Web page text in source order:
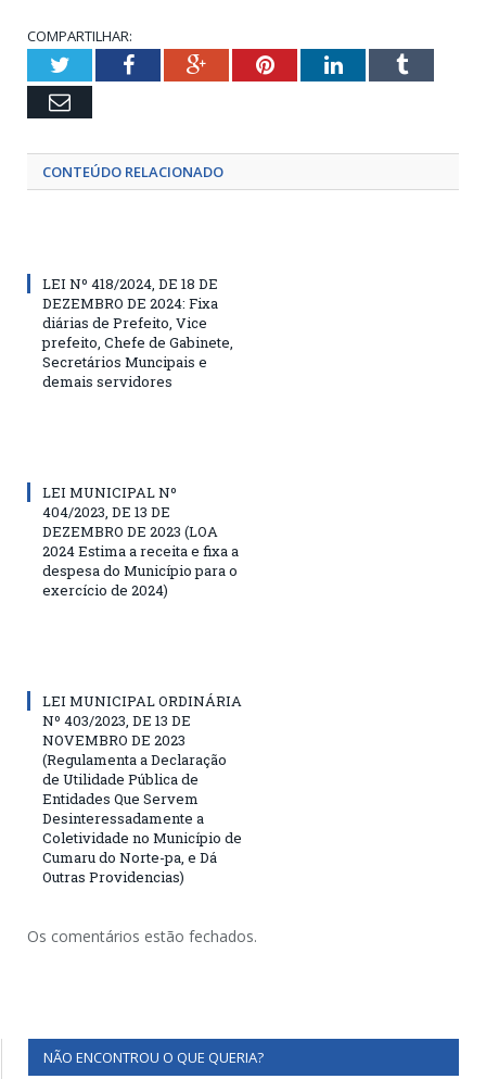
COMPARTILHAR:
TwitterFacebookGoogle+PinterestLinkedInTumblr
Email
CONTEÚDO RELACIONADO
LEI Nº 418/2024, DE 18 DE
DEZEMBRO DE 2024: Fixa
diárias de Prefeito, Vice
prefeito, Chefe de Gabinete,
Secretários Muncipais e
demais servidores
LEI MUNICIPAL Nº
404/2023, DE 13 DE
DEZEMBRO DE 2023 (LOA
2024 Estima a receita e fixa a
despesa do Município para o
exercício de 2024)
LEI MUNICIPAL ORDINÁRIA
Nº 403/2023, DE 13 DE
NOVEMBRO DE 2023
(Regulamenta a Declaração
de Utilidade Pública de
Entidades Que Servem
Desinteressadamente a
Coletividade no Município de
Cumaru do Norte-pa, e Dá
Outras Providencias)
Os comentários estão fechados.
NÃO ENCONTROU O QUE QUERIA?